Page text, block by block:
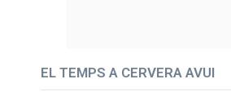
EL TEMPS A CERVERA AVUI